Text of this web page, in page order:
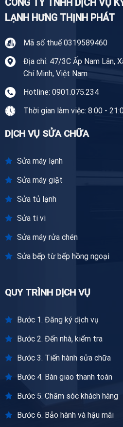
CÔNG TY TNHH DỊCH VỤ
LẠNH HƯNG THỊNH PHÁT
Mã số thuế 0319589460
Địa chỉ: 47/3C Ấp Nam Lân,
Chí Minh, Việt Nam
Hotline: 0901.075.234
Thời gian làm việc: 8:00 -
DỊCH VỤ SỬA CHỮA
Sửa máy lạnh
Sửa máy giặt
Sửa tủ lạnh
Sửa ti vi
Sửa máy rửa chén
Sửa bếp từ bếp hồng ngoại
QUY TRÌNH DỊCH VỤ
Bước 1. Đăng ký dịch vụ
Bước 2. Đến nhà, kiểm tra
Bước 3. Tiến hành sửa chữa
Bước 4. Bàn giao thanh toán
Bước 5. Chăm sóc khách hàng
Bước 6. Bảo hành và hậu mãi